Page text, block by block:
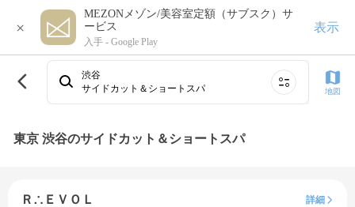
×
MEZONメゾン/美容室定額（サブスク）サ
ービス
入手 - Google Play
表示
渋谷
サイドカット＆ショートスパ
地図
東京 渋谷のサイドカット＆ショートスパ
Ｒ∴ＥＶＯＬ
詳細